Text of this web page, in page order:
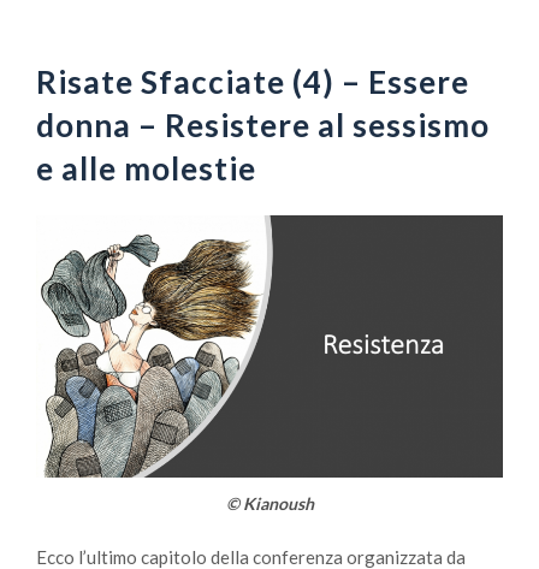
Risate Sfacciate (4) – Essere
donna – Resistere al sessismo
e alle molestie
© Kianoush
Ecco l’ultimo capitolo della conferenza organizzata da